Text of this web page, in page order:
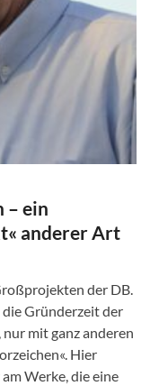
– ein
anderer Art
der DB.
die Gründerzeit der
mit ganz anderen
Hier
Werke, die eine